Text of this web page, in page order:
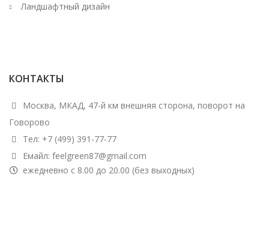
Ландшафтный дизайн
КОНТАКТЫ
Москва, МКАД, 47-й км внешняя сторона, поворот на
Говорово
Тел: +7 (499) 391-77-77
Емайл: feelgreen87@gmail.com
ежедневно с 8.00 до 20.00 (без выходных)